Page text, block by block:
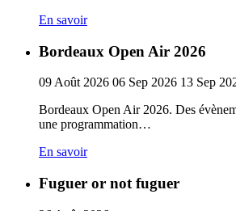
En savoir
Bordeaux Open Air 2026
09 Août 2026 06 Sep 2026 13 Sep
Bordeaux Open Air 2026. Des
une programmation…
En savoir
Fuguer or not fuguer